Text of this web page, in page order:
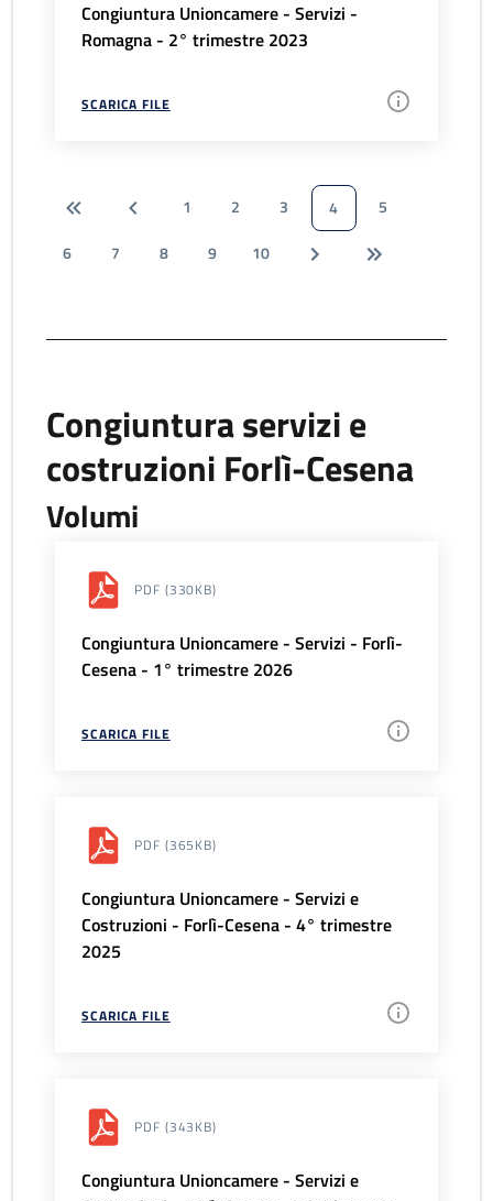
Congiuntura Unioncamere - Servizi -
Romagna - 2° trimestre 2023
SCARICA FILE
1 2 3 4
5
6
7 8 9 10
Congiuntura servizi e
costruzioni Forlì-Cesena
Volumi
PDF (330KB)
Congiuntura Unioncamere - Servizi - Forlì-
Cesena - 1° trimestre 2026
SCARICA FILE
PDF (365KB)
Congiuntura Unioncamere - Servizi e
Costruzioni - Forlì-Cesena - 4° trimestre
2025
SCARICA FILE
PDF (343KB)
Congiuntura Unioncamere - Servizi e